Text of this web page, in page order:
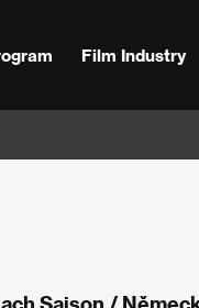
Film Industry
Saison /